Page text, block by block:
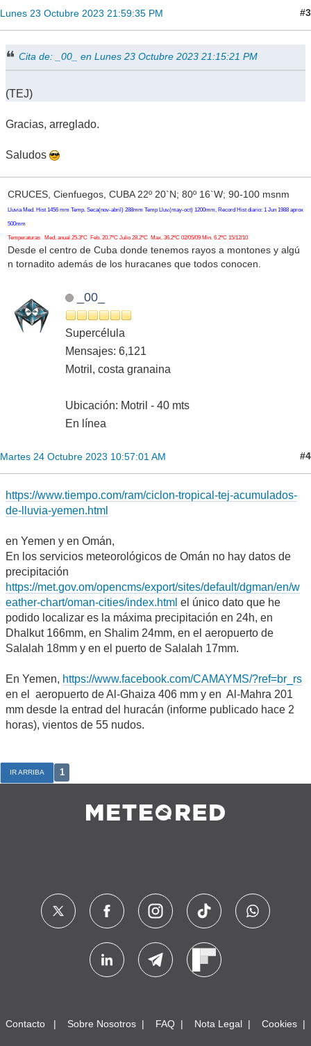
Lunes 23 Octubre 2023 21:59:35 PM #3
Cita de: _00_ en Lunes 23 Octubre 2023 21:15:21 PM
(TEJ)
Gracias, arreglado.
Saludos
CRUCES, Cienfuegos, CUBA 22º 20`N; 80º 16`W; 90-100 msnm
Lluvia Med. Hist 1456 mm Temp. Seca(nov-abril) 288mm Temp Lluv.(may-oct) 1200mm, Record Hist diario: 1 Jun 1988 aprox
500mm
Temperaturas Med. anual 25.3ºC Feb. 20.7ºC Julio 28.2ºC Max. 36.2ºC 02/05/09 Min. 6.2ºC 15/12/10
Desde el centro de Cuba donde tenemos rayos a montones y algú
n tornadito además de los huracanes que todos conocen.
_00_
Supercélula
Mensajes: 6,121
Motril, costa granaina
Ubicación: Motril - 40 mts
En línea
Martes 24 Octubre 2023 10:57:01 AM #4
https://www.tiempo.com/ram/ciclon-tropical-tej-acumulados-
de-lluvia-yemen.html
en Yemen y en Omán,
En los servicios meteorológicos de Omán no hay datos de
precipitación
https://met.gov.om/opencms/export/sites/default/dgman/en/w
eather-chart/oman-cities/index.html el único dato que he
podido localizar es la máxima precipitación en 24h, en
Dhalkut 166mm, en Shalim 24mm, en el aeropuerto de
Salalah 18mm y en el puerto de Salalah 17mm.
En Yemen, https://www.facebook.com/CAMAYMS/?ref=br_rs
en el aeropuerto de Al-Ghaiza 406 mm y en Al-Mahra 201
mm desde la entrad del huracán (informe publicado hace 2
horas), vientos de 55 nudos.
IR ARRIBA 1
Contacto Sobre Nosotros FAQ Nota Legal Cookies